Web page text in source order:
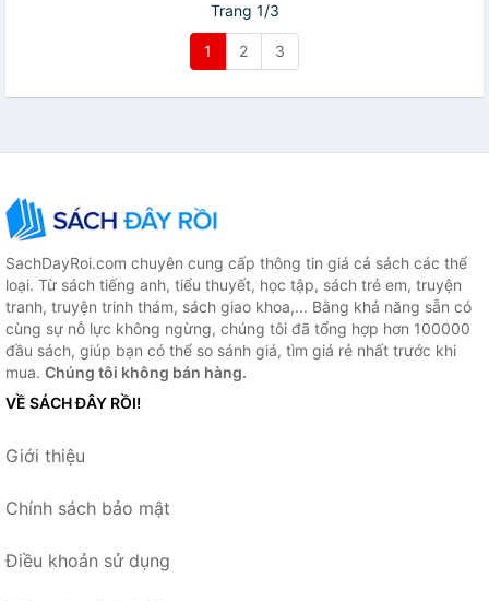
Trang 1/3
1 2 3
SachDayRoi.com chuyên cung cấp thông tin giá cả sách các thể
loại. Từ sách tiếng anh, tiểu thuyết, học tập, sách trẻ em, truyện
tranh, truyện trinh thám, sách giao khoa,... Bằng khả năng sẵn có
cùng sự nỗ lực không ngừng, chúng tôi đã tổng hợp hơn 100000
đầu sách, giúp bạn có thể so sánh giá, tìm giá rẻ nhất trước khi
mua. Chúng tôi không bán hàng.
VỀ SÁCH ĐÂY RỒI!
Giới thiệu
Chính sách bảo mật
Điều khoản sử dụng